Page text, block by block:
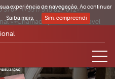
370*·(+351) 915 827 012**
**Chamada para a rede móvel
experiência de navegação. Ao continuar
Saiba mais. Sim, compreendi